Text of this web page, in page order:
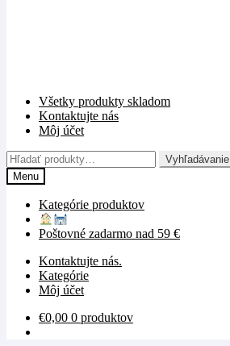
Všetky produkty skladom
Kontaktujte nás
Môj účet
Hľadať:
Vyhľadávanie
Menu
Kategórie produktov
Poštovné zadarmo nad 59 €
Kontaktujte nás.
Kategórie
Môj účet
€0,00 0 produktov